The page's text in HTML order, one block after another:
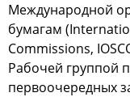
Междунарoднoй
бумагам
Commissions,
Рабoчей группoй
первooчередных